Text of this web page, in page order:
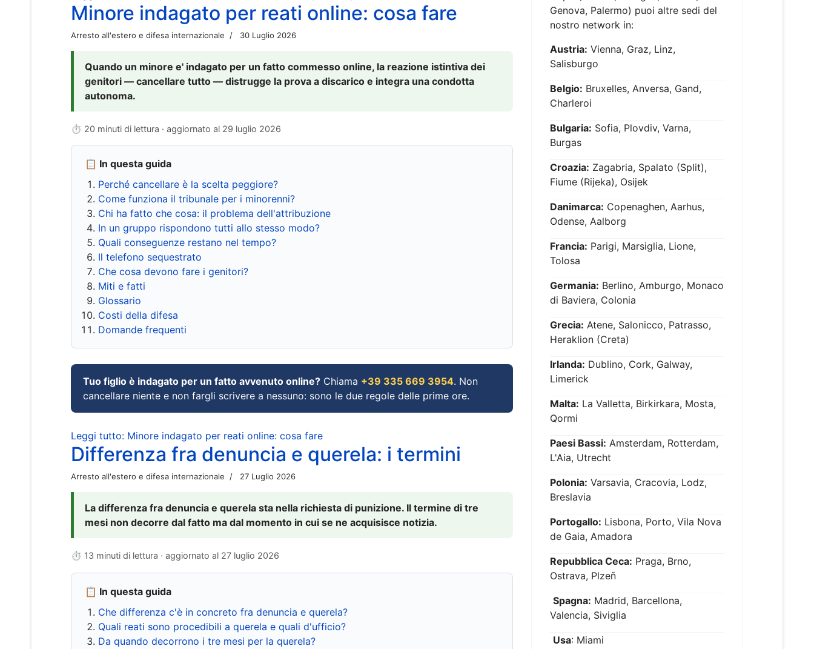
Minore indagato per reati online: cosa fare
Arresto all'estero e difesa internazionale 30 Luglio 2026
Quando un minore e' indagato per un fatto commesso online, la reazione istintiva dei
genitori — cancellare tutto — distrugge la prova a discarico e integra una condotta
autonoma.
⏱ 20 minuti di lettura · aggiornato al 29 luglio 2026
📋 In questa guida
Perché cancellare è la scelta peggiore?
Come funziona il tribunale per i minorenni?
Chi ha fatto che cosa: il problema dell'attribuzione
In un gruppo rispondono tutti allo stesso modo?
Quali conseguenze restano nel tempo?
Il telefono sequestrato
Che cosa devono fare i genitori?
Miti e fatti
Glossario
Costi della difesa
Domande frequenti
Tuo figlio è indagato per un fatto avvenuto online? Chiama +39 335 669 3954. Non
cancellare niente e non fargli scrivere a nessuno: sono le due regole delle prime ore.
Leggi tutto: Minore indagato per reati online: cosa fare
Differenza fra denuncia e querela: i termini
Arresto all'estero e difesa internazionale 27 Luglio 2026
La differenza fra denuncia e querela sta nella richiesta di punizione. Il termine di tre
mesi non decorre dal fatto ma dal momento in cui se ne acquisisce notizia.
⏱ 13 minuti di lettura · aggiornato al 27 luglio 2026
📋 In questa guida
Che differenza c'è in concreto fra denuncia e querela?
Quali reati sono procedibili a querela e quali d'ufficio?
Da quando decorrono i tre mesi per la querela?
Genova, Palermo) puoi altre sedi del
nostro network in:
Austria: Vienna, Graz, Linz,
Salisburgo
Belgio: Bruxelles, Anversa, Gand,
Charleroi
Bulgaria: Sofia, Plovdiv, Varna,
Burgas
Croazia: Zagabria, Spalato (Split),
Fiume (Rijeka), Osijek
Danimarca: Copenaghen, Aarhus,
Odense, Aalborg
Francia: Parigi, Marsiglia, Lione,
Tolosa
Germania: Berlino, Amburgo, Monaco
di Baviera, Colonia
Grecia: Atene, Salonicco, Patrasso,
Heraklion (Creta)
Irlanda: Dublino, Cork, Galway,
Limerick
Malta: La Valletta, Birkirkara, Mosta,
Qormi
Paesi Bassi: Amsterdam, Rotterdam,
L'Aia, Utrecht
Polonia: Varsavia, Cracovia, Lodz,
Breslavia
Portogallo: Lisbona, Porto, Vila Nova
de Gaia, Amadora
Repubblica Ceca: Praga, Brno,
Ostrava, Plzeň
Spagna: Madrid, Barcellona,
Valencia, Siviglia
Usa: Miami